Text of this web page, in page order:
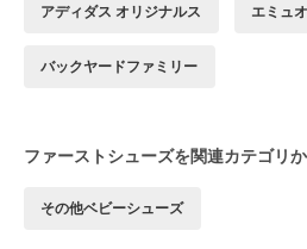
アディダス オリジナルス エミュ
バックヤードファミリー
ファーストシューズを関連カテゴリ
その他ベビーシューズ